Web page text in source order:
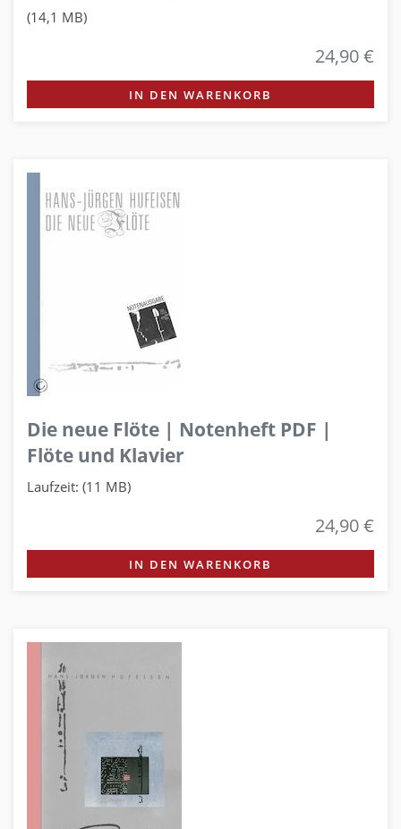
(14,1 MB)
24,90 €
IN DEN WARENKORB
Die neue Flöte | Notenheft PDF |
Flöte und Klavier
Laufzeit: (11 MB)
24,90 €
IN DEN WARENKORB